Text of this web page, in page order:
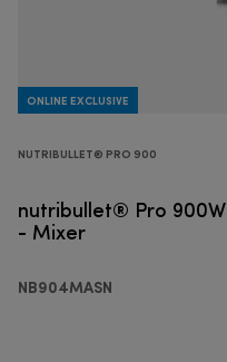
ONLINE EXCLUSIVE
NUTRIBULLET® PRO 900
nutribullet® Pro 900W
- Mixer
NB904MASN